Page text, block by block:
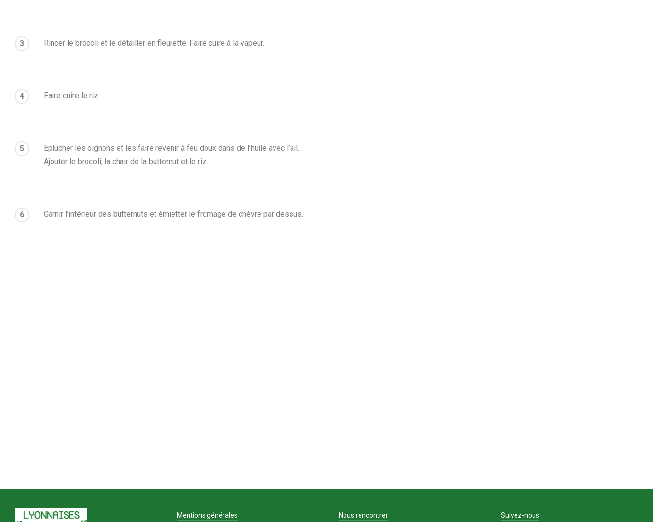
3 Rincer le brocoli et le détailler en fleurette. Faire cuire à la vapeur.
4 Faire cuire le riz.
5
Eplucher les oignons et les faire revenir à feu doux dans de l’huile avec l’ail.
Ajouter le brocoli, la chair de la butternut et le riz.
6 Garnir l’intérieur des butternuts et émietter le fromage de chèvre par dessus.
Mentions générales Nous rencontrer Suivez-nous